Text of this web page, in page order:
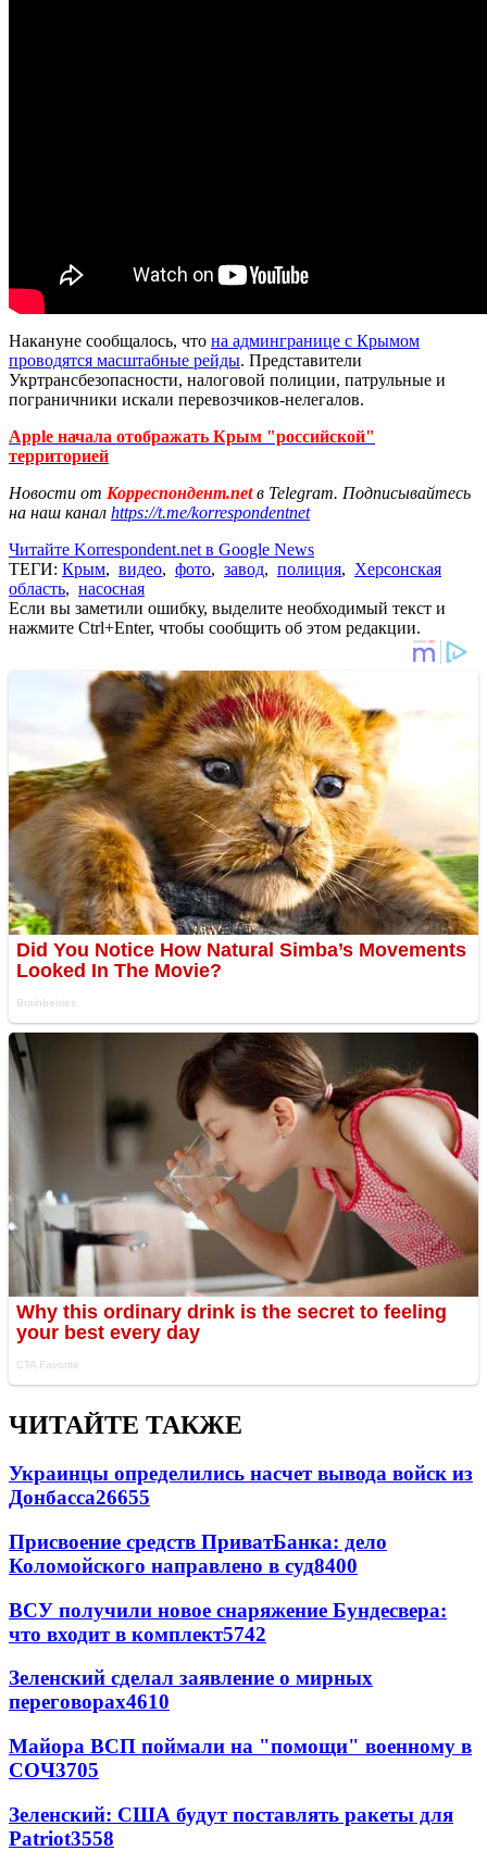
Накануне сообщалось, что на админгранице с Крымом
проводятся масштабные рейды. Представители
Укртрансбезопасности, налоговой полиции, патрульные и
пограничники искали перевозчиков-нелегалов.
Apple начала отображать Крым "российской"
территорией
Новости от Корреспондент.netв Telegram. Подписывайтесь
на наш канал https://t.me/korrespondentnet
Читайте Korrespondent.net в Google News
ТЕГИ: Крым, видео, фото, завод, полиция, Херсонская
область, насосная
Если вы заметили ошибку, выделите необходимый текст и
нажмите Ctrl+Enter, чтобы сообщить об этом редакции.
ЧИТАЙТЕ ТАКЖЕ
Украинцы определились насчет вывода войск из
Донбасса26655
Присвоение средств ПриватБанка: дело
Коломойского направлено в суд8400
ВСУ получили новое снаряжение Бундесвера:
что входит в комплект5742
Зеленский сделал заявление о мирных
переговорах4610
Майора ВСП поймали на "помощи" военному в
СОЧ3705
Зеленский: США будут поставлять ракеты для
Patriot3558